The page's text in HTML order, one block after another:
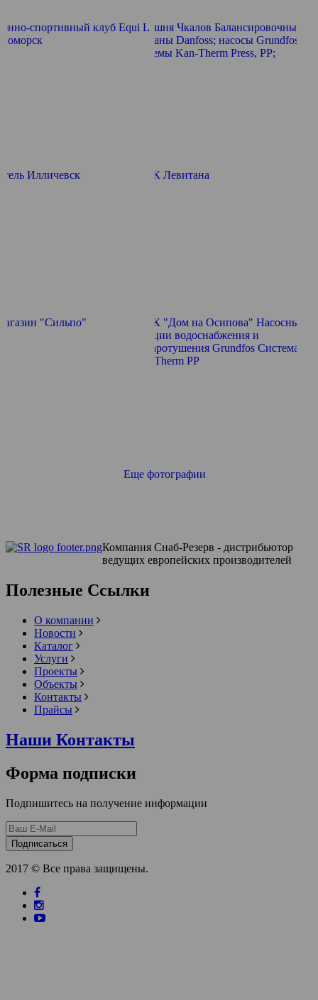
Еще фотографии
Компания Снаб-Резерв - дистрибьютор
ведущих европейских производителей
Полезные Ссылки
О компании
Новости
Каталог
Услуги
Проекты
Объекты
Контакты
Прайсы
Наши Контакты
Форма подписки
Подпишитесь на получение информации
Подписаться
2017 © Все права защищены.